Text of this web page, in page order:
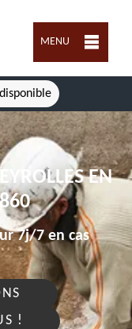
MENU
EN
7j/7 en cas
!